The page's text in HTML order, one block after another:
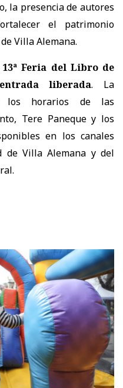
la presencia de autores
el patrimonio
Villa Alemana.
Feria del Libro de
liberada. La
los horarios de las
Tere Paneque y los
en los canales
de Villa Alemana y del